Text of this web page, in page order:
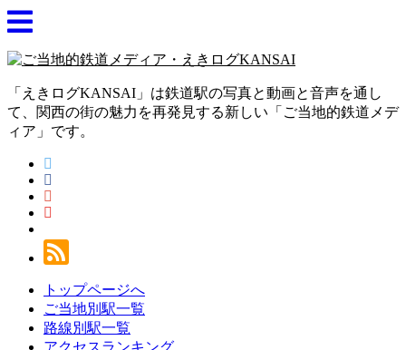
「えきログKANSAI」は鉄道駅の写真と動画と音声を通し
て、関西の街の魅力を再発見する新しい「ご当地的鉄道メデ
ィア」です。
トップページへ
ご当地別駅一覧
路線別駅一覧
アクセスランキング